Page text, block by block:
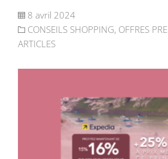
8 avril 2024
CONSEILS SHOPPING, OFFRES
ARTICLES